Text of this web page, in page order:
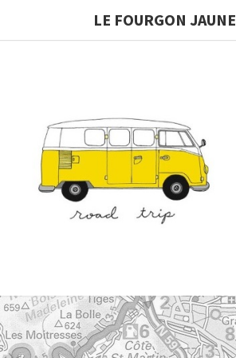
LE FOURGON JAUNE